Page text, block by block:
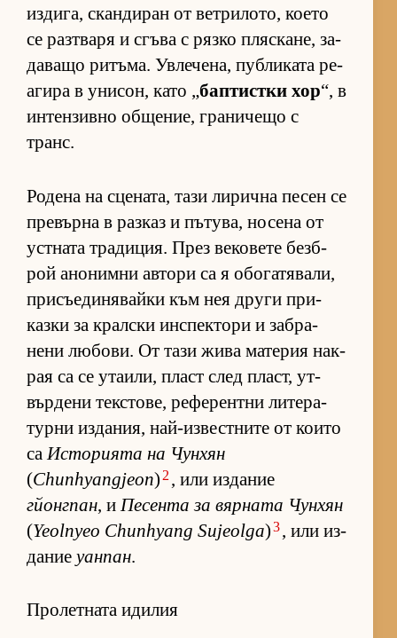
из­ди­га, скан­ди­ран от вет­ри­ло­то, ко­ето
се раз­т­варя и сгъва с рязко пляс­ка­не, за­
да­ващо ри­тъ­ма. Ув­ле­че­на, пуб­ли­ката ре­
а­гира в уни­сон, като „бап­тис­тки хор“, в
ин­тен­зивно об­ще­ние, гра­ни­чещо с
транс.
Ро­дена на сце­на­та, тази ли­рична пе­сен се
пре­върна в раз­каз и пъ­ту­ва, но­сена от
ус­т­ната тра­ди­ция. През ве­ко­вете без­б­
рой ано­нимни ав­тори са я обо­га­тя­ва­ли,
при­съ­е­ди­ня­вайки към нея други при­
казки за крал­ски ин­с­пек­тори и заб­ра­
нени лю­бо­ви. От тази жива ма­те­рия нак­
рая са се ута­и­ли, пласт след пласт, ут­
вър­дени тек­с­то­ве, ре­фе­рен­тни ли­те­ра­
турни из­да­ния, най-из­вес­т­ните от ко­ито
са Ис­то­ри­ята на Чун­хян
(Chunhyangjeon) 2 , или из­да­ние
гйонгпан, и Пе­сента за вяр­ната Чун­хян
(Yeolnyeo Chunhyang Sujeolga)3, или из­
да­ние уанпан.
Пролетната идилия